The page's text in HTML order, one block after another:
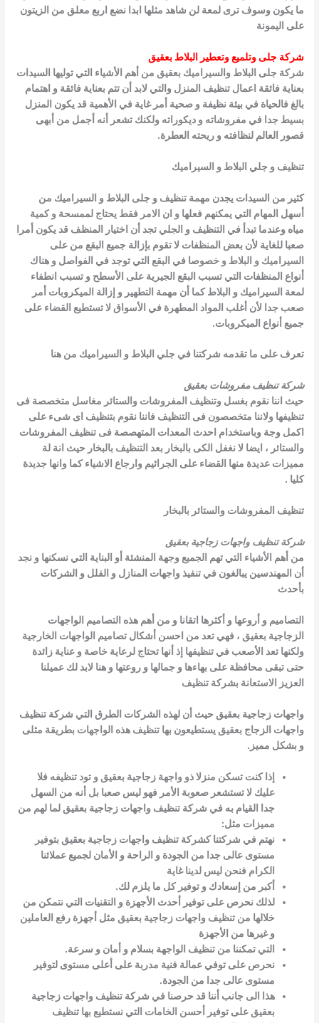
ما يكونوسوف ترى لمعة لن شاهد مثلها ابدانضع اربع معلق من الزيتون
على اليمونة
شركة جلى وتلميع وتعطير البلاط بعقيق
شركة جلى البلاط والسيراميك بعقيق من أهم الأشياء التي توليها السيدات
بعناية فائقة اعمال تنظيف المنزل والتي لابد أن تتم بعناية فائقة و اهتمام
بالغ فالحياة في بيئة نظيفة و صحية أمر غاية في الأهمية قد يكون المنزل
بسيط جدا في مفروشاته و ديكوراته ولكنك تشعر أنه أجمل من أبهى
قصور العالم لنظافته و ريحته العطرة.
تنظيف و جلي البلاط و السيراميك
كثير من السيدات يجدن مهمة تنظيف و جلى البلاط و السيراميك من
أسهل المهام التي يمكنهم فعلها و ان الامر فقط يحتاج لممسحة و كمية
مياه وعندما تبدأ في التنظيف و الجلي تجد أن اختيار المنظف قد يكون أمرا
صعبا للغاية لأن بعض المنظفات لا تقوم بإزالة جميع البقع من على
السيراميك و البلاط و خصوصا في البقع التي توجد في الفواصل و هناك
أنواع المنظفات التي تسبب البقع الجيريةعلى الأسطح و تسبب انطفاء
لمعة السيراميك و البلاط كما أن مهمة التطهير و إزالة الميكروبات أمر
صعب جدا لأن أغلب المواد المطهرة في الأسواق لا تستطيع القضاء على
جميع أنواع الميكروبات.
تعرف على ما تقدمه شركتنا في جلي البلاط و السيراميك من هنا
شركة تنظيف مفروشات بعقيق
حيث اننا نقوم بغسل وتنظيف المفروشات والستائر مغاسل متخصصة فى
تنظيفها ولاننا متخصصون فى التنظيف فاننا نقوم بتنظيف اى شىء على
اكمل وجةوباستخدام احدث المعدات المتهصصة فى تنظيف المفروشات
والستائر ، ايضا لا نغفل الكى بالبخار بعد التنظيف بالبخار حيث انة لة
مميزات عديدة منها القضاء على الجراثيم وارجاع الاشياء كما وانها جديدة
كليا .
تنظيف المفروشات والستائر بالبخار
شركة تنظيف واجهات زجاجية بعقيق
من أهم الأشياء التي تهم الجميع وجهة المنشئة أو البناية التي نسكنها و نجد
أن المهندسين يبالغون في تنفيذ واجهات المنازل و الفلل و الشركات
بأحدث
التصاميم و أروعها و أكثرها اتقانا و من أهم هذه التصاميم الواجهات
الزجاجية بعقيق ،فهي تعد من احسن أشكال تصاميم الواجهات الخارجية
ولكنها تعد الأصعب في تنظيفها إذ أنها تحتاج لرعاية خاصة و عناية زائدة
حتى تبقى محافظة علىبهاءها و جمالها و روعتها و هنا لابد لك عميلنا
العزيز الاستعانة بشركة تنظيف
واجهات زجاجية بعقيق حيث أن لهذه الشركات الطرق التي شركة تنظيف
واجهات الزجاج بعقيقيستطيعون بها تنظيف هذه الواجهات بطريقة مثلى
و بشكل مميز.
إذا كنت تسكن منزلا ذو واجهة زجاجية بعقيق و تود تنظيفه فلا
عليك لا تستشعر صعوبة الأمر فهو ليس صعبا بل أنه من السهل
جدا القيام به في شركةتنظيف واجهات زجاجية بعقيق لما لهم من
مميزات مثل:
نهتم في شركتنا كشركة تنظيف واجهات زجاجية بعقيق بتوفير
مستوى عالى جدا من الجودة و الراحة و الأمان لجميع عملائنا
الكرام فنحن ليس لدينا غاية
أكبر من إسعادك و توفير كل ما يلزم لك.
لذلك نحرص على توفير أحدث الأجهزة و التقنيات التي نتمكن من
خلالها من تنظيف واجهات زجاجية بعقيق مثل أجهزة رفع العاملين
و غيرها من الأجهزة
التي تمكننا من تنظيف الواجهة بسلام و أمان و سرعة.
نحرص على توفي عمالة فنية مدربة على أعلى مستوى لتوفير
مستوى عالى جدا من الجودة.
هذا الى جانب أننا قد حرصنا في شركة تنظيف واجهات زجاجية
بعقيق على توفير أحسن الخامات التي نستطيع بها تنظيف